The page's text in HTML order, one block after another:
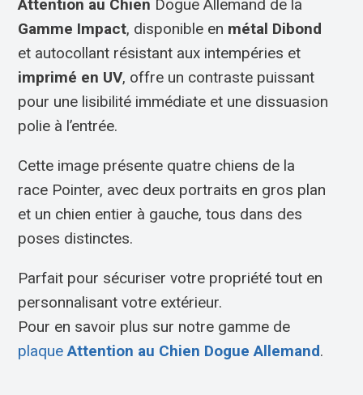
Attention au Chien Dogue Allemand de la
Gamme Impact, disponible en métal Dibond
et autocollant résistant aux intempéries et
imprimé en UV, offre un contraste puissant
pour une lisibilité immédiate et une dissuasion
polie à l’entrée.
Cette image présente quatre chiens de la
race Pointer, avec deux portraits en gros plan
et un chien entier à gauche, tous dans des
poses distinctes.
Parfait pour sécuriser votre propriété tout en
personnalisant votre extérieur.
Pour en savoir plus sur notre gamme de
plaqueAttention au Chien Dogue Allemand.